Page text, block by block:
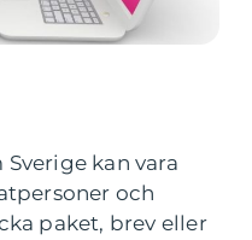
kan vara
och
paket, brev eller